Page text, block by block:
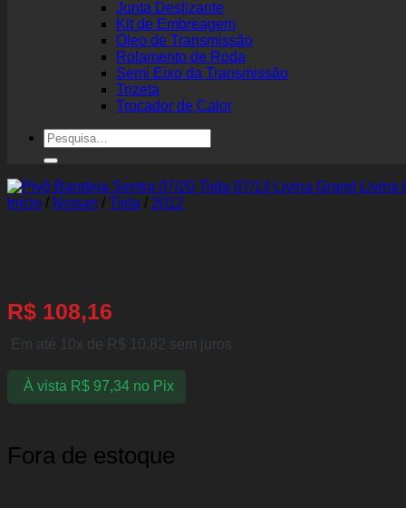
Junta Deslizante
Kit de Embreagem
Óleo de Transmissão
Rolamento de Roda
Semi Eixo da Transmissão
Trizeta
Trocador de Calor
Pesquisar
por:
Início / Nissan / Tiida / 2012
R$ 108,16
Em até 10x de R$ 10,82 sem juros
À vista R$97,34 no Pix
Fora de estoque